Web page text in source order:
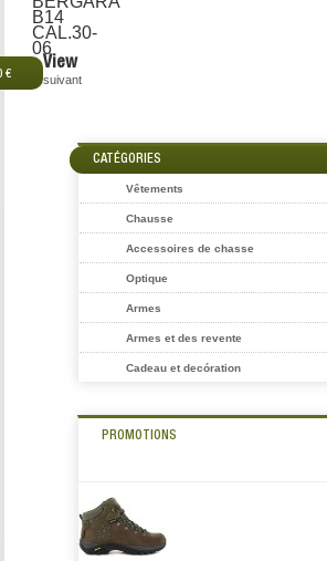
B14
CAL.30-
06
€
View
suivant
CATÉGORIES
Vêtements
Chausse
Accessoires de chasse
Optique
Armes
Armes et des revente
Cadeau et decóration
PROMOTIONS